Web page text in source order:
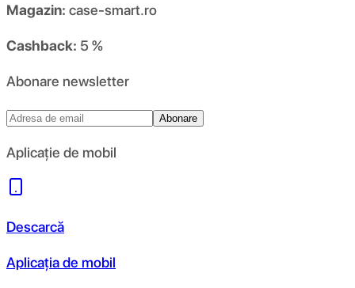
Magazin: case-smart.ro
Cashback: 5 %
Abonare newsletter
Abonare
Aplicație de mobil
Descarcă
Aplicația de mobil